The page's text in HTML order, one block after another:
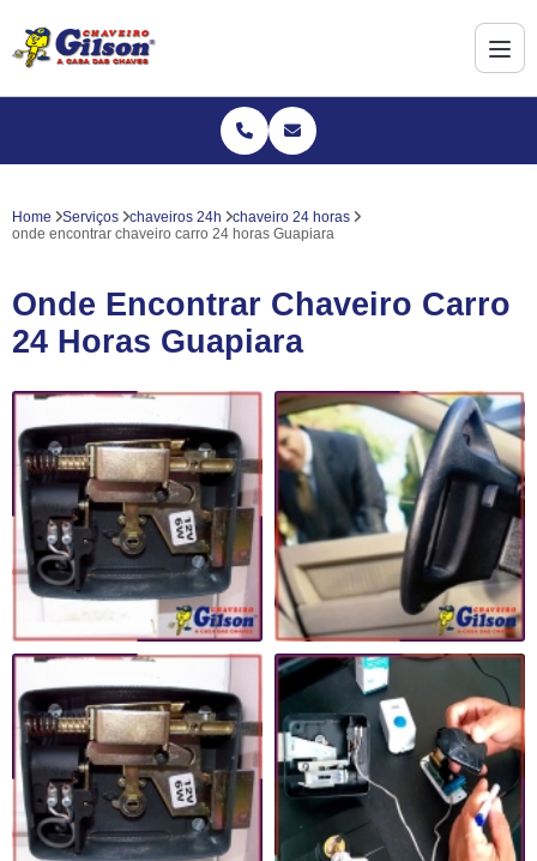
Home Serviços chaveiros 24h
chaveiro 24 horas
onde encontrar chaveiro carro 24 horas Guapiara
Onde Encontrar Chaveiro Carro
24 Horas Guapiara